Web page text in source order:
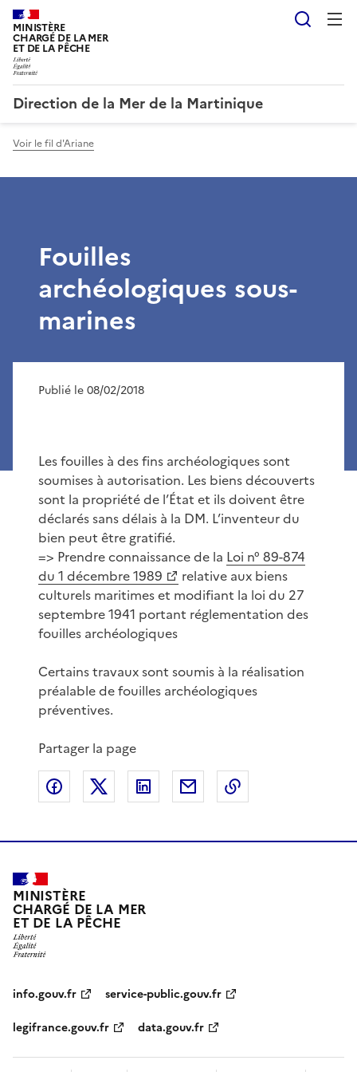
MINISTÈRE
CHARGÉ DE LA MER
ET DE LA PÊCHE
Direction de la Mer de la Martinique
Voir le fil d'Ariane
Fouilles
archéologiques sous-
marines
Publié le 08/02/2018
Les fouilles à des fins archéologiques sont
soumises à autorisation. Les biens découverts
sont la propriété de l’État et ils doivent être
déclarés sans délais à la DM. L’inventeur du
bien peut être gratifié.
=> Prendre connaissance de la Loi n° 89-874
du 1 décembre 1989
relative aux biens
culturels maritimes et modifiant la loi du 27
septembre 1941 portant réglementation des
fouilles archéologiques
Certains travaux sont soumis à la réalisation
préalable de fouilles archéologiques
préventives.
Partager la page
Partager sur Facebook
Partager sur XPartager sur LinkedIn
Partager par email
MINISTÈRE
CHARGÉ DE LA MER
ET DE LA PÊCHE
info.gouv.fr
service-public.gouv.fr
legifrance.gouv.fr
data.gouv.fr